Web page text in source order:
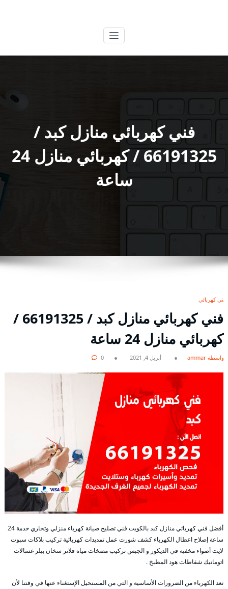
فني كهربائي منازل كبد /
66191325 / كهربائي منازل 24
ساعة
فني كهربائي
فني كهربائي منازل كبد / 66191325 /
كهربائي منازل 24 ساعة
بواسطة ammar أبريل 4, 2021 0
أفضل فني كهربائي منازل كبد بالكويت فني تصليح صيانة كهرباء منزلي وتجاري خدمة 24
ساعة إصلاح اعطال الكهرباء كشف شورت عمل تمديدات كهربائية تركيب بلاكات سبوت
لايت أضواء مخفية في الديكور و الجبس تركيب مضخات مياه فلاتر سخان بيلر غسالات
اتوماتيك شفاطات هود المطبخ .
تعد الكهرباء من الضرورات الأساسية و التي من المستحيل الإستغناء عنها في وقتنا لأن